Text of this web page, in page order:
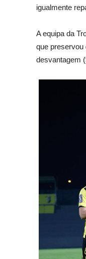
igualmente
A equipa da
que preservou
desvantagem